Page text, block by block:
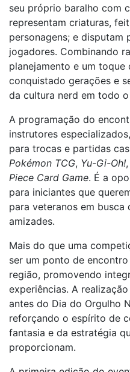
seu próprio baralho com
representam criaturas,
personagens; e
jogadores. Combinando
planejamento e um
conquistado gerações e
da cultura nerd em todo
A programação do
instrutores
para trocas e partidas
Pokémon TCG, Yu-Gi-Oh!,
Piece Card Game. É a
para iniciantes que
para veteranos em busca
amizades.
Mais do que uma
ser um ponto de
região, promovendo
experiências. A
antes do Dia do Orgulho
reforçando o espírito de
fantasia e da estratégia
proporcionam.